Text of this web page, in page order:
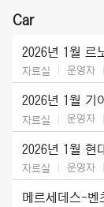
Car
2026년 1월 르
자료실 운영자
2026년 1월 기
자료실 운영자
2026년 1월 현
자료실 운영자
메르세데스-벤